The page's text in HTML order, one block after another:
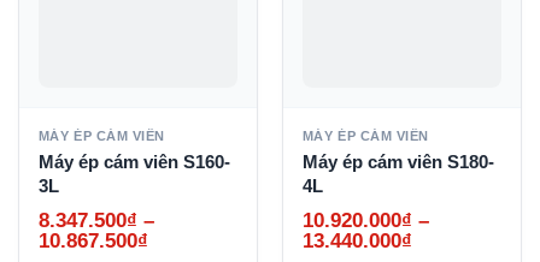
MÁY ÉP CÁM VIÊN
Máy ép cám viên S160-
3L
8.347.500₫ –
10.867.500₫Khoảng
MÁY ÉP CÁM VIÊN
Máy ép cám viên S180-
4L
10.920.000₫ –
13.440.000₫Khoảng